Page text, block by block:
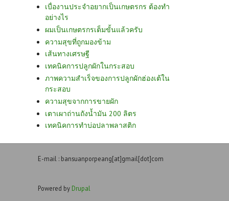
เบื่องานประจำอยากเป็นเกษตรกร ต้องทำ
อย่างไร
ผมเป็นเกษตรกรเต็มขั้นแล้วครับ
ความสุขที่ถูกมองข้าม
เส้นทางเศรษฐี
เทคนิคการปลูกผักในกระสอบ
ภาพความสำเร็จของการปลูกผักฮ่องเต้ใน
กระสอบ
ความสุขจากการขายผัก
เตาเผาถ่านถังน้ำมัน 200 ลิตร
เทคนิคการทำบ่อปลาพลาสติก
E-mail : bansuanporpeang[at]gmail[dot]com
Powered by Drupal